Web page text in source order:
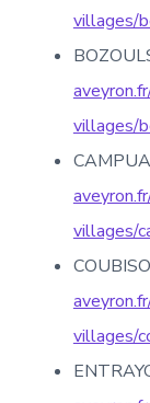
villages/
villages/
villages/
villages/